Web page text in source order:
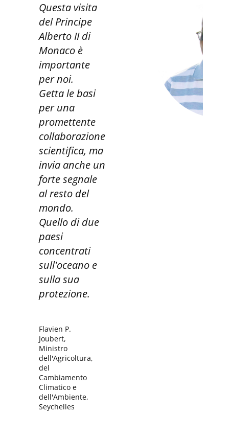
Questa visita
del Principe
Alberto II di
Monaco è
importante
per noi.
Getta le basi
per una
promettente
collaborazione
scientifica, ma
invia anche un
forte segnale
al resto del
mondo.
Quello di due
paesi
concentrati
sull'oceano e
sulla sua
protezione.
Flavien P.
Joubert,
Ministro
dell'Agricoltura,
del
Cambiamento
Climatico e
dell'Ambiente,
Seychelles